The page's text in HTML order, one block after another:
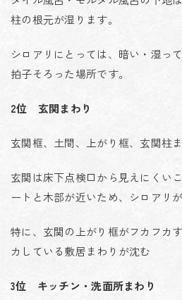
柱の根元が湿ります。
シロアリにとっては、暗い・湿っ
拍子そろった場所です。
2位 玄関まわり
玄関框、土間、上がり框、玄関柱
玄関は床下点検口から見えにくい
ートと木部が近いため、シロアリ
特に、玄関の上がり框がフカフカ
カしている敷居まわりが沈む
3位 キッチン・洗面所まわり